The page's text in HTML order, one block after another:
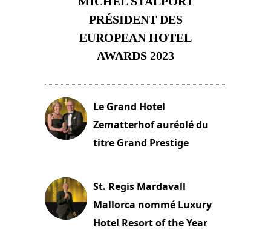
PRÉSIDENT DES
EUROPEAN HOTEL
AWARDS 2023
Le Grand Hotel
Zematterhof auréolé du
titre Grand Prestige
St. Regis Mardavall
Mallorca nommé Luxury
Hotel Resort of the Year